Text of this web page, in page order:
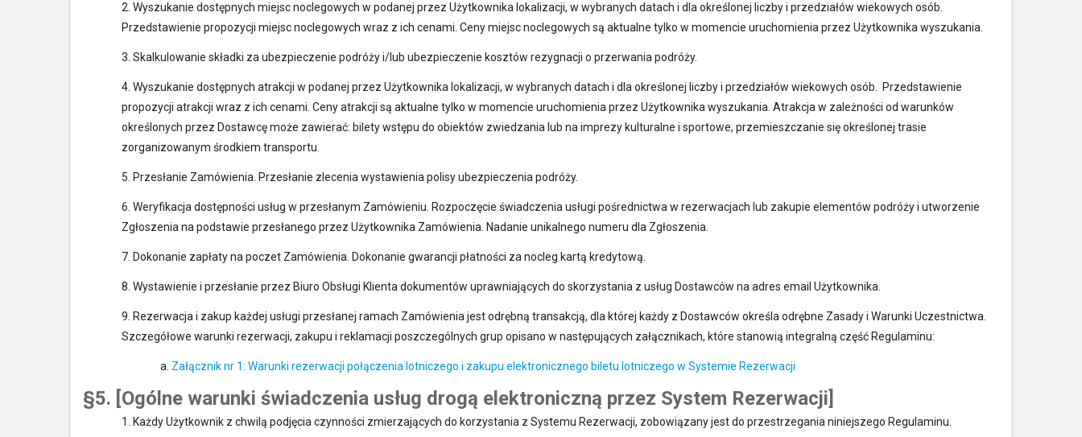
2. Wyszukanie dostępnych miejsc noclegowych w podanej przez Użytkownika lokalizacji, w wybranych datach i dla określonej liczby i przedziałów wiekowych osób.
Przedstawienie propozycji miejsc noclegowych wraz z ich cenami. Ceny miejsc noclegowych są aktualne tylko w momencie uruchomienia przez Użytkownika wyszukania.
3. Skalkulowanie składki za ubezpieczenie podróży i/lub ubezpieczenie kosztów rezygnacji o przerwania podróży.
4. Wyszukanie dostępnych atrakcji w podanej przez Użytkownika lokalizacji, w wybranych datach i dla określonej liczby i przedziałów wiekowych osób. Przedstawienie
propozycji atrakcji wraz z ich cenami. Ceny atrakcji są aktualne tylko w momencie uruchomienia przez Użytkownika wyszukania. Atrakcja w zależności od warunków
określonych przez Dostawcę może zawierać: bilety wstępu do obiektów zwiedzania lub na imprezy kulturalne i sportowe, przemieszczanie się określonej trasie
zorganizowanym środkiem transportu.
5. Przesłanie Zamówienia. Przesłanie zlecenia wystawienia polisy ubezpieczenia podróży.
6. Weryfikacja dostępności usług w przesłanym Zamówieniu. Rozpoczęcie świadczenia usługi pośrednictwa w rezerwacjach lub zakupie elementów podróży i utworzenie
Zgłoszenia na podstawie przesłanego przez Użytkownika Zamówienia. Nadanie unikalnego numeru dla Zgłoszenia.
7. Dokonanie zapłaty na poczet Zamówienia. Dokonanie gwarancji płatności za nocleg kartą kredytową.
8. Wystawienie i przesłanie przez Biuro Obsługi Klienta dokumentów uprawniających do skorzystania z usług Dostawców na adres email Użytkownika.
9. Rezerwacja i zakup każdej usługi przesłanej ramach Zamówienia jest odrębną transakcją, dla której każdy z Dostawców określa odrębne Zasady i Warunki Uczestnictwa.
Szczegółowe warunki rezerwacji, zakupu i reklamacji poszczególnych grup opisano w następujących załącznikach, które stanowią integralną część Regulaminu:
a. Załącznik nr 1: Warunki rezerwacji połączenia lotniczego i zakupu elektronicznego biletu lotniczego w Systemie Rezerwacji
§5. [Ogólne warunki świadczenia usług drogą elektroniczną przez System Rezerwacji]
1. Każdy Użytkownik z chwilą podjęcia czynności zmierzających do korzystania z Systemu Rezerwacji, zobowiązany jest do przestrzegania niniejszego Regulaminu.